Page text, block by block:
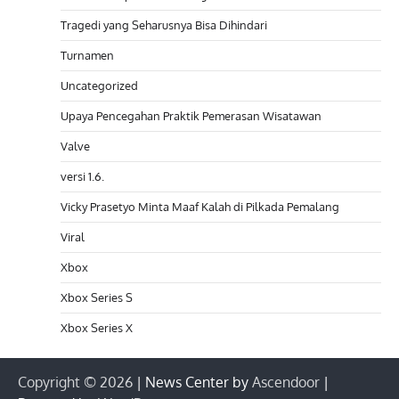
Tragedi yang Seharusnya Bisa Dihindari
Turnamen
Uncategorized
Upaya Pencegahan Praktik Pemerasan Wisatawan
Valve
versi 1.6.
Vicky Prasetyo Minta Maaf Kalah di Pilkada Pemalang
Viral
Xbox
Xbox Series S
Xbox Series X
Copyright © 2026 | News Center by Ascendoor |